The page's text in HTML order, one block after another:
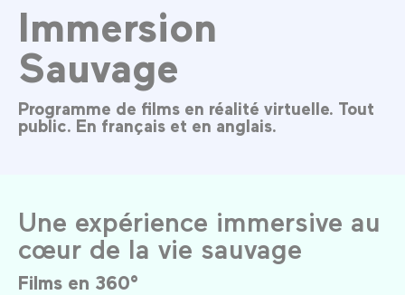
Immersion
Sauvage
Programme de films en réalité virtuelle. Tout
public. En français et en anglais.
Une expérience immersive au
cœur de la vie sauvage
Films en 360°